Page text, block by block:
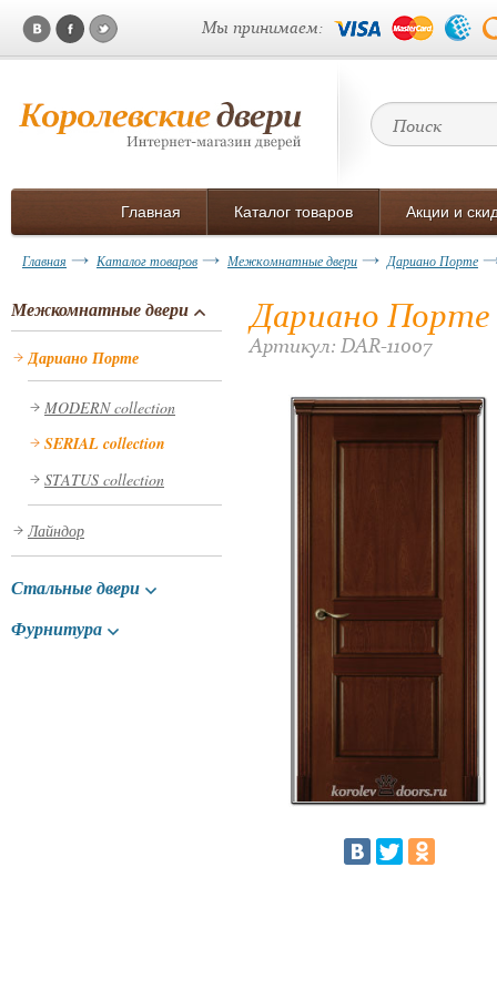
Мы принимаем:
Главная Каталог товаров Акции и
Главная Каталог товаров Межкомнатные двери Дариано Порте
Межкомнатные двери
Дариано Порте
MODERN collection
SERIAL collection
STATUS collection
Лайндор
Стальные двери
Фурнитура
Дариано Порте
Артикул: DAR-11007